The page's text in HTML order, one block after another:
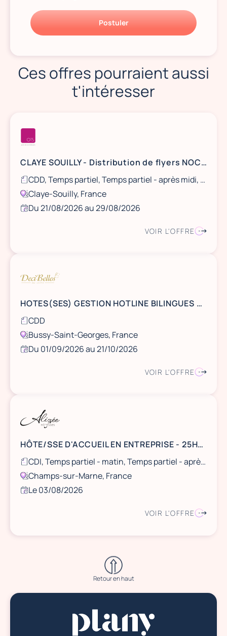
Postuler
Ces offres pourraient aussi
t'intéresser
CLAYE SOUILLY - Distribution de flyers NOCIBÉ - 21 et 22 août / 28 et 29 août
CDD, Temps partiel, Temps partiel - après midi, Ponctuel
Claye-Souilly, France
Du 21/08/2026 au 29/08/2026
VOIR L'OFFRE
HOTES(SES) GESTION HOTLINE BILINGUES ANGLAIS 77600 BUISSY SAINT GEORGES (E LE 1ER SEPTEMBRE + DU 1 AU 9 OCTOBRE ET DU 12 AU 16 OCTOBRE ET DU 17 AU 18 OCTOBRE ET DU 17 AU 21 OCTOBRE VOUS DEVEZ ETRE DISPONIBLES SUR TOUTES LES DATES
CDD
Bussy-Saint-Georges, France
Du 01/09/2026 au 21/10/2026
VOIR L'OFFRE
HÔTE/SSE D'ACCUEIL EN ENTREPRISE - 25H/semaine
CDI, Temps partiel - matin, Temps partiel - après midi
Champs-sur-Marne, France
Le 03/08/2026
VOIR L'OFFRE
Retour en haut